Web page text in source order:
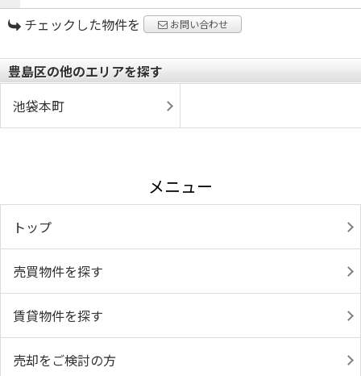
チェックした物件を お問い合わせ
豊島区の他のエリアを探す
池袋本町
メニュー
トップ
売買物件を探す
賃貸物件を探す
売却をご検討の方